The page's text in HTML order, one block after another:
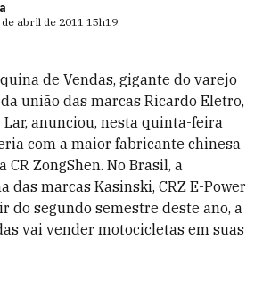
de abril de 2011 15h19.
de Vendas, gigante do varejo
união das marcas Ricardo Eletro,
anunciou, nesta quinta-feira
com a maior fabricante chinesa
CR ZongShen. No Brasil, a
das marcas Kasinski, CRZ E-Power
do segundo semestre deste ano, a
vai vender motocicletas em suas